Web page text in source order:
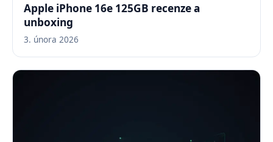
Apple iPhone 16e 125GB recenze a
unboxing
3. února 2026